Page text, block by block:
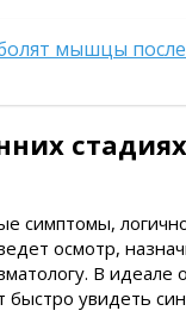
мышцы
симптомы,
осмотр,
В идеале
увидеть